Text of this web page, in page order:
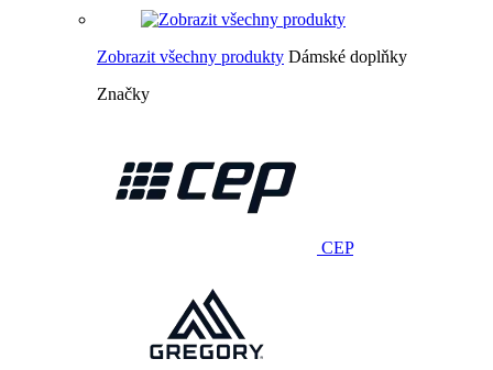
Zobrazit všechny produkty Dámské doplňky
Značky
CEP